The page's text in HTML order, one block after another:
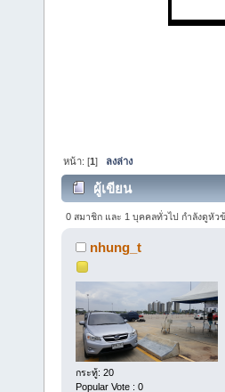
หน้า: [1] ลงล่าง
ผู้เขียน
ครั้ง)
0 สมาชิก และ 1 บุคคลทั่วไป กำลังดูหัว
nhung_t
กระทู้: 20
Popular Vote : 0